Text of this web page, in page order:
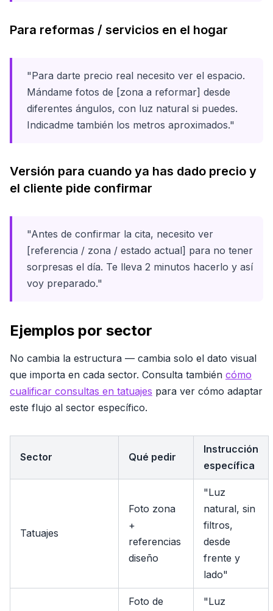
Para reformas / servicios en el hogar
"Para darte precio real necesito ver el espacio.
Mándame fotos de [zona a reformar] desde
diferentes ángulos, con luz natural si puedes.
Indicadme también los metros aproximados."
Versión para cuando ya has dado precio y
el cliente pide confirmar
"Antes de confirmar la cita, necesito ver
[referencia / zona / estado actual] para no tener
sorpresas el día. Te lleva 2 minutos hacerlo y así
voy preparado."
Ejemplos por sector
No cambia la estructura — cambia solo el dato visual
que importa en cada sector. Consulta también cómo
cualificar consultas en tatuajes para ver cómo adaptar
este flujo al sector específico.
Sector Qué pedir
Instrucción
específica
Tatuajes
Foto zona
+
referencias
diseño
"Luz
natural, sin
filtros,
desde
frente y
lado"
Foto de
"Luz